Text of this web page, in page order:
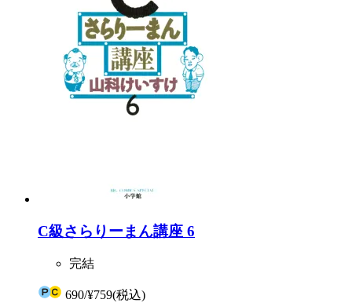
C級さらりーまん講座 6
完結
690/¥759(税込)